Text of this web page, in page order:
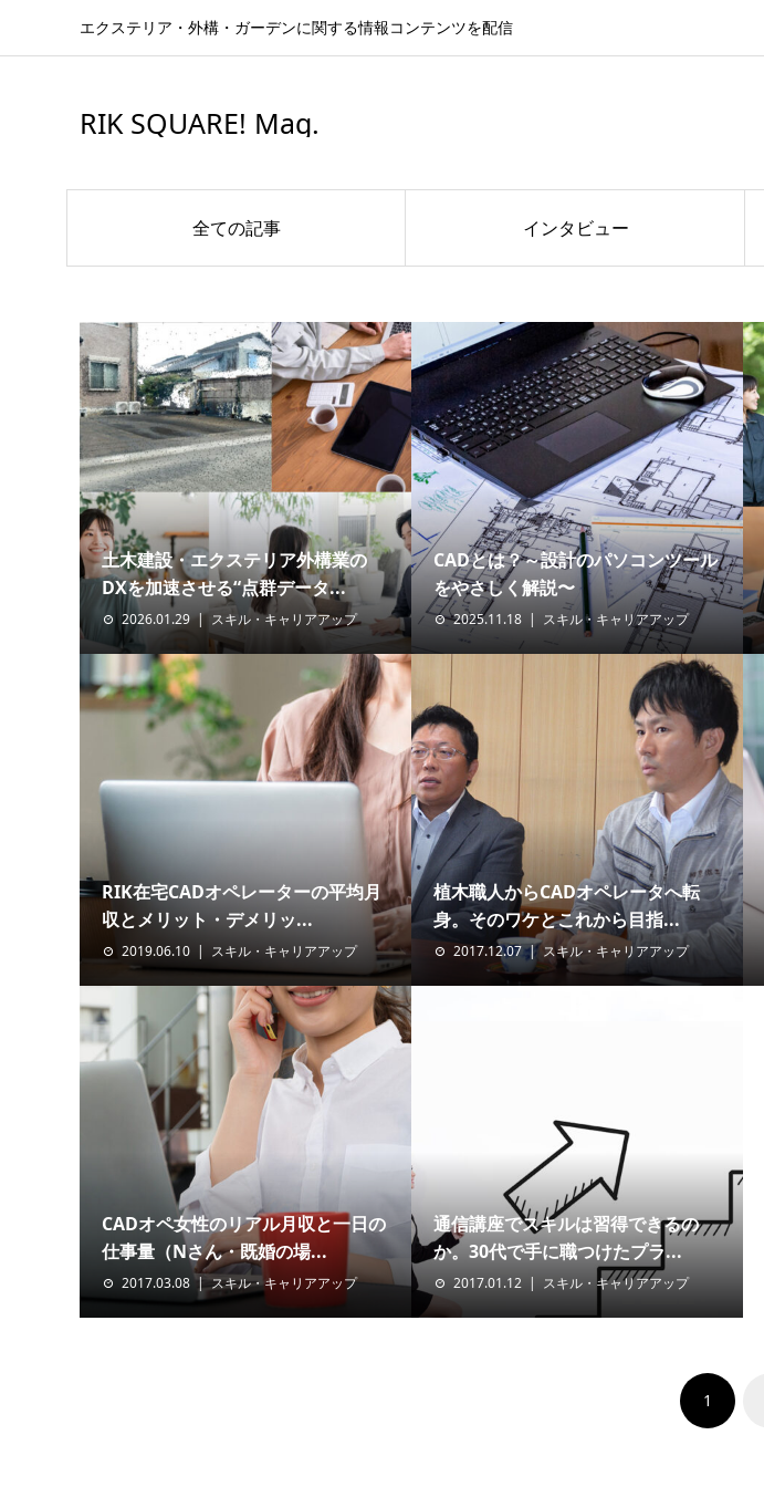
エクステリア・外構・ガーデンに関する情報コンテンツを配信
RIK SQUARE! Mag.
全ての記事 インタビュー
土木建設・エクステリア外構業の
DXを加速させる“点群データ...
2026.01.29 スキル・キャリアアップ
CADとは？～設計のパソコンツール
をやさしく解説〜
2025.11.18 スキル・キャリアアップ
RIK在宅CADオペレーターの平均月
収とメリット・デメリッ...
2019.06.10 スキル・キャリアアップ
植木職人からCADオペレータへ転
身。そのワケとこれから目指...
2017.12.07 スキル・キャリアアップ
CADオペ女性のリアル月収と一日の
仕事量（Nさん・既婚の場...
2017.03.08 スキル・キャリアアップ
通信講座でスキルは習得できるの
か。30代で手に職つけたプラ...
2017.01.12 スキル・キャリアアップ
1